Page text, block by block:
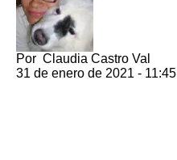
Por Claudia Castro Val
31 de enero de 2021 - 11:45